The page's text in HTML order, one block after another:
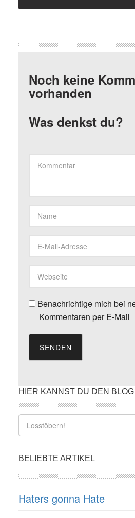
Noch keine
vorhanden
Was denkst du?
Benachrichtige mich bei
Kommentaren per E-Mail
SENDEN
HIER KANNST DU DEN
BELIEBTE ARTIKEL
Haters gonna Hate